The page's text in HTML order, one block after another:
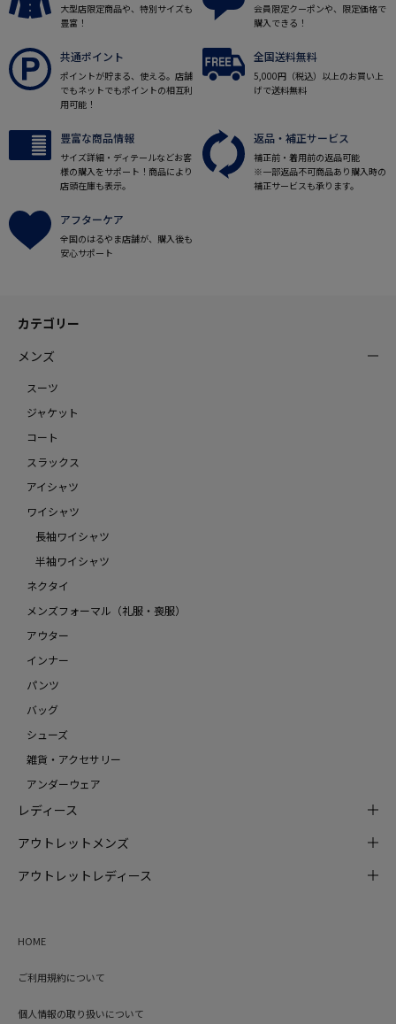
大型店限定商品や、特別サイズも
豊富！
会員限定クーポンや、限定価格で
購入できる！
共通ポイント
ポイントが貯まる、使える。店舗
でもネットでもポイントの相互利
用可能！
全国送料無料
5,000円（税込）以上のお買い上
げで送料無料
豊富な商品情報
サイズ詳細・ディテールなどお客
様の購入をサポート！商品により
店頭在庫も表示。
返品・補正サービス
補正前・着用前の返品可能
※一部返品不可商品あり購入時の
補正サービスも承ります。
アフターケア
全国のはるやま店舗が、購入後も
安心サポート
カテゴリー
メンズ
スーツ
ジャケット
コート
スラックス
アイシャツ
ワイシャツ
長袖ワイシャツ
半袖ワイシャツ
ネクタイ
メンズフォーマル（礼服・喪服）
アウター
インナー
パンツ
バッグ
シューズ
雑貨・アクセサリー
アンダーウェア
レディース
アウトレットメンズ
アウトレットレディース
HOME
ご利用規約について
個人情報の取り扱いについて